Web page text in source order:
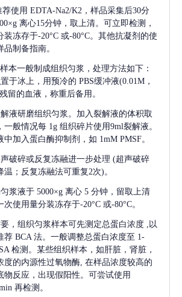
荐使用 EDTA-Na2/K2，样品采集后30分
离心15分钟，取上清。可立即检测，
冻存于-20°C 或-80°C。其他抗凝剂的使
制备指南。
本一般制成组织匀浆，处理方法如下：
于冰上，用预冷的 PBS缓冲液(0.01M，
留的血液，称重后备用。
液研磨组织匀浆。加入裂解液的体积取
一般情况每 1g 组织碎片使用9ml裂解液。
中加入蛋白酶抑制剂，如 1mM PMSF。
破碎或反复冻融进一步处理 (超声破碎
；反复冻融法可重复2次)。
浆液于 5000×g 离心 5 分钟，留取上清
使用量分装冻存于-20°C 或-80°C。
，组织匀浆样本可先测定总蛋白浓度
,以
荐 BCA 法。一般调整总蛋白浓度至 1-
检测。某些组织样本，如肝脏，肾脏，
度的内源性过氧物酶, 在样品浓度较高的
物反应，出现假阳性。可尝试使用
再检测。